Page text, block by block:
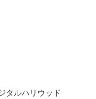
タルハリウッド